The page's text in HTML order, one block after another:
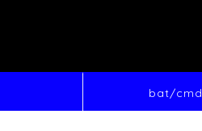
bat/cmd